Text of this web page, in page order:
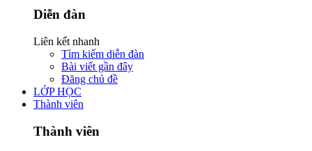
Diễn đàn
Liên kết nhanh
Tìm kiếm diễn đàn
Bài viết gần đây
Đăng chủ đề
LỚP HỌC
Thành viên
Thành viên